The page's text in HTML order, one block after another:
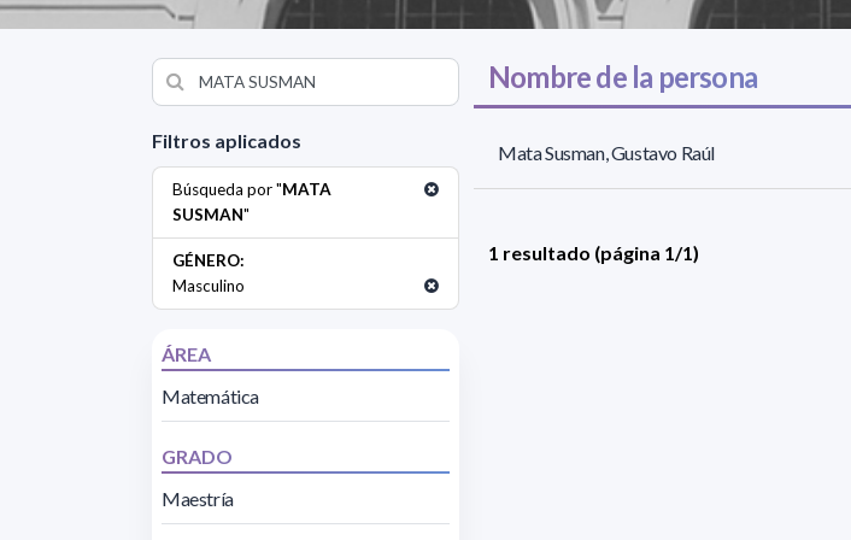
Filtros aplicados
Búsqueda por "MATA
SUSMAN"
GÉNERO:
Masculino
ÁREA
Matemática
GRADO
Maestría
Nombre de la persona
Mata Susman, Gustavo Raúl
1 resultado (página 1/1)